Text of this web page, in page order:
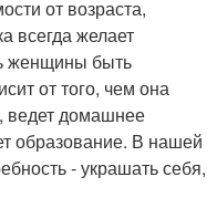
от возраста,
всегда желает
женщины быть
от того, чем она
ведет домашнее
образование. В нашей
- украшать себя,